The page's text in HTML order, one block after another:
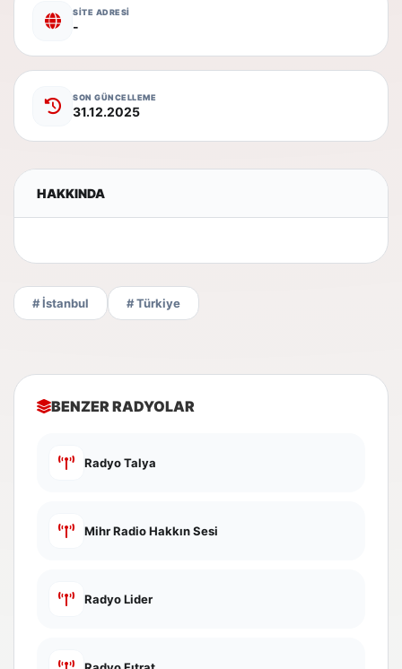
SİTE ADRESİ
-
SON GÜNCELLEME
31.12.2025
HAKKINDA
# İstanbul # Türkiye
BENZER RADYOLAR
Radyo Talya
Mihr Radio Hakkın Sesi
Radyo Lider